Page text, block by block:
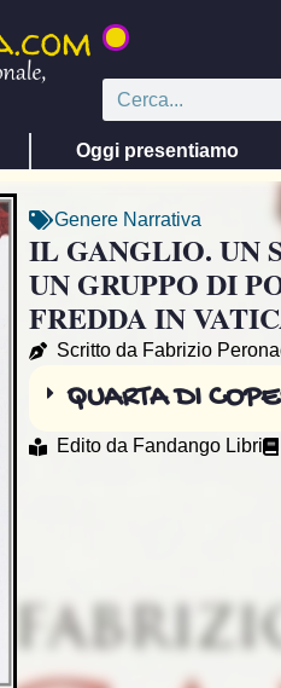
Oggi presentiamo
Genere Narrativa
IL GANGLIO. UN
UN GRUPPO DI
FREDDA IN
Scritto da Fabrizio
QUARTA DI
Edito da Fandango Libri